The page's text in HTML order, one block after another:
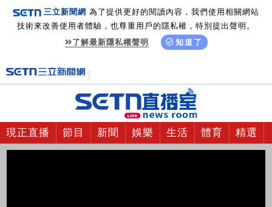
三立新聞網 為了提供更好的閱讀內容，我們使用相關網站
技術來改善使用者體驗，也尊重用戶的隱私權，特別提出聲明。
了解最新隱私權聲明
知道了
現正直播 節目 新聞 娛樂 生活 體育 精選